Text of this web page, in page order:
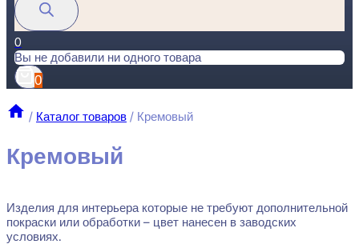
0
Вы не добавили ни одного товара
0
/ Каталог товаров / Кремовый
Кремовый
Изделия для интерьера которые не требуют дополнительной
покраски или обработки – цвет нанесен в заводских
условиях.